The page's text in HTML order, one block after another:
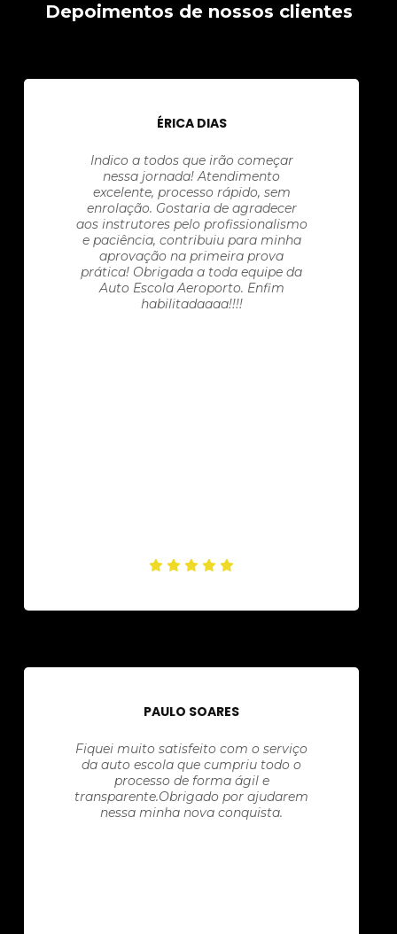
Depoimentos de nossos clientes
ÉRICA DIAS
Indico a todos que irão começar
nessa jornada! Atendimento
excelente, processo rápido, sem
enrolação. Gostaria de agradecer
aos instrutores pelo profissionalismo
e paciência, contribuiu para minha
aprovação na primeira prova
prática! Obrigada a toda equipe da
Auto Escola Aeroporto. Enfim
habilitadaaaa!!!!
PAULO SOARES
Fiquei muito satisfeito com o serviço
da auto escola que cumpriu todo o
processo de forma ágil e
transparente.Obrigado por ajudarem
nessa minha nova conquista.